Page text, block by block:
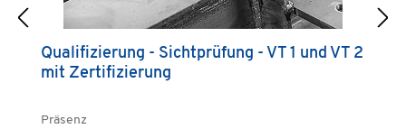
Qualifizierung - Sichtprüfung - VT 1 und VT 2
mit Zertifizierung
Präsenz